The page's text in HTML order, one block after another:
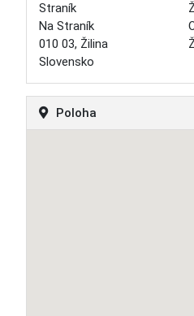
Straník
Na Straník
010 03, Žilina
Slovensko
Poloha